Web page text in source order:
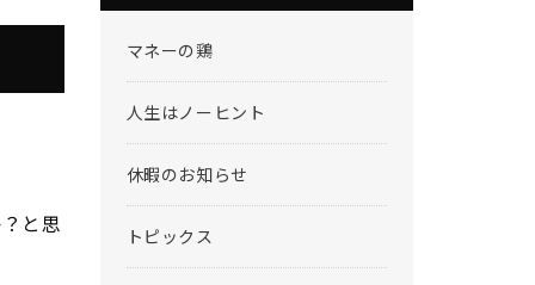
と思
マネーの鶏
人生はノーヒント
休暇のお知らせ
トピックス